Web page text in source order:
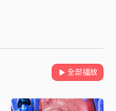
全部播放